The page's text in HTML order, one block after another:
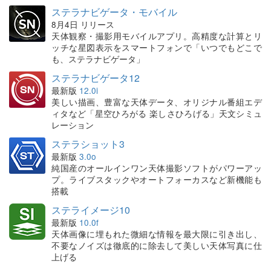
ステラナビゲータ・モバイル
8月4日 リリース
天体観察・撮影用モバイルアプリ。高精度な計算とリ
ッチな星図表示をスマートフォンで「いつでもどこで
も、ステラナビゲータ」
ステラナビゲータ12
最新版 12.0i
美しい描画、豊富な天体データ、オリジナル番組エデ
ィタなど「星空ひろがる 楽しさひろげる」天文シミュ
レーション
ステラショット3
最新版 3.0o
純国産のオールインワン天体撮影ソフトがパワーアッ
プ。ライブスタックやオートフォーカスなど新機能も
搭載
ステライメージ10
最新版 10.0f
天体画像に埋もれた微細な情報を最大限に引き出し、
不要なノイズは徹底的に除去して美しい天体写真に仕
上げる